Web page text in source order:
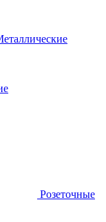
Розеточные